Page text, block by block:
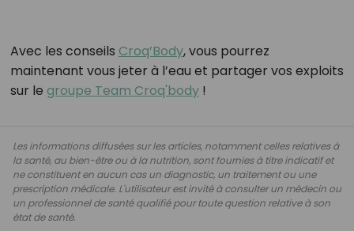
Avec les conseils Croq’Body, vous pourrez
maintenant vous jeter à l’eau et partager vos exploits
sur le groupe Team Croq'body!
Les informations diffusées sur les articles, notamment celles relatives à
la santé, au bien-être ou à la nutrition, sont fournies à titre indicatif et
ne constituent en aucun cas un diagnostic, un traitement ou une
prescription médicale. L'utilisateur est invité à consulter un médecin ou
un professionnel de santé qualifié pour toute question relative à son
état de santé.